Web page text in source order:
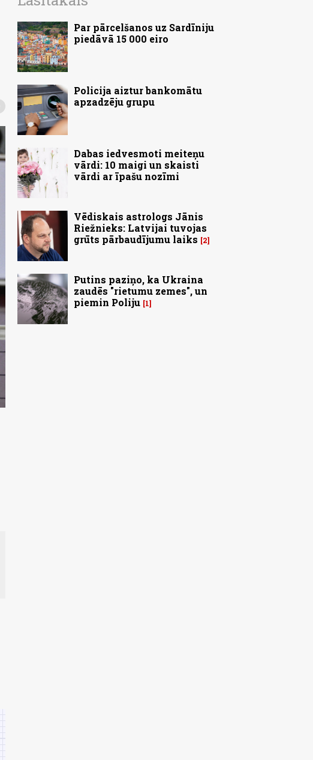
Par pārcelšanos uz Sardīniju
piedāvā 15 000 eiro
Policija aiztur bankomātu
apzadzēju grupu
Dabas iedvesmoti meiteņu
vārdi: 10 maigi un skaisti
vārdi ar īpašu nozīmi
Vēdiskais astrologs Jānis
Riežnieks: Latvijai tuvojas
grūts pārbaudījumu laiks
2
Putins paziņo, ka Ukraina
zaudēs "rietumu zemes", un
piemin Poliju 1